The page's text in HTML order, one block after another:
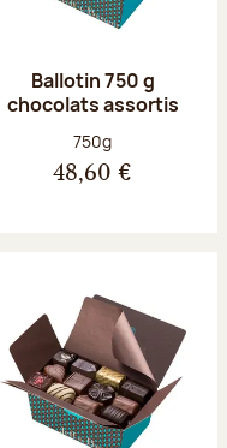
Ballotin 750 g
chocolats assortis
Poids net :
750g
48,60 €